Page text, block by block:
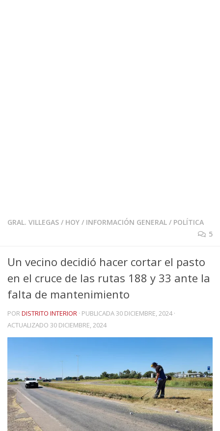
GRAL. VILLEGAS / HOY / INFORMACIÓN GENERAL / POLÍTICA
5
Un vecino decidió hacer cortar el pasto
en el cruce de las rutas 188 y 33 ante la
falta de mantenimiento
PORDISTRITO INTERIOR · PUBLICADA30 DICIEMBRE, 2024·
ACTUALIZADO 30 DICIEMBRE, 2024